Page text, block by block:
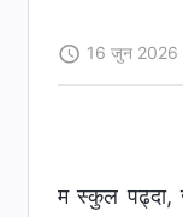
16 जुन 2026
म स्कुल पढ्दा,